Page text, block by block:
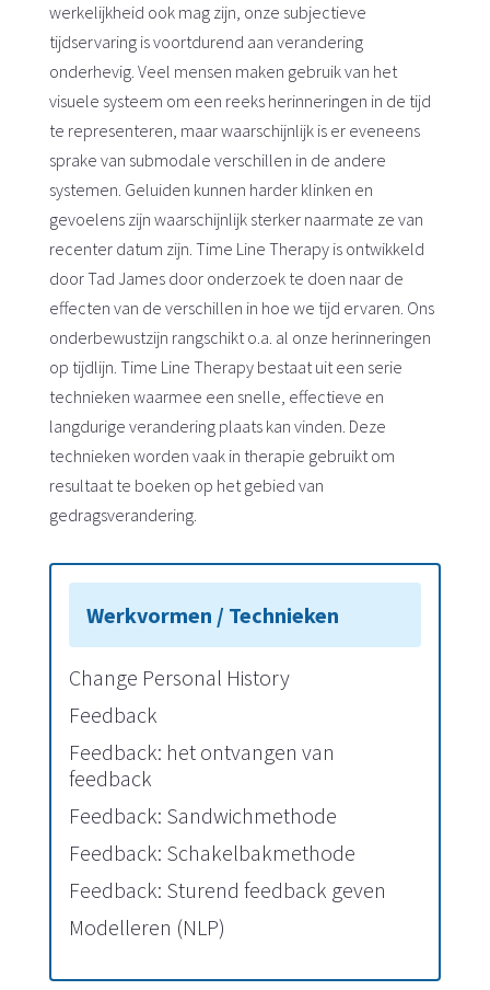
werkelijkheid ook mag zijn, onze subjectieve
tijdservaring is voortdurend aan verandering
onderhevig. Veel mensen maken gebruik van het
visuele systeem om een reeks herinneringen in de tijd
te representeren, maar waarschijnlijk is er eveneens
sprake van submodale verschillen in de andere
systemen. Geluiden kunnen harder klinken en
gevoelens zijn waarschijnlijk sterker naarmate ze van
recenter datum zijn. Time Line Therapy is ontwikkeld
door Tad James door onderzoek te doen naar de
effecten van de verschillen in hoe we tijd ervaren. Ons
onderbewustzijn rangschikt o.a. al onze herinneringen
op tijdlijn. Time Line Therapy bestaat uit een serie
technieken waarmee een snelle, effectieve en
langdurige verandering plaats kan vinden. Deze
technieken worden vaak in therapie gebruikt om
resultaat te boeken op het gebied van
gedragsverandering.
Change Personal History
Feedback
Feedback: het ontvangen van
feedback
Feedback: Sandwichmethode
Feedback: Schakelbakmethode
Feedback: Sturend feedback geven
Modelleren (NLP)